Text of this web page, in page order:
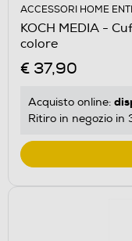
ACCESSORI HOME
KOCH MEDIA -
colore
€ 37,90
Acquisto online:
Ritiro in negozio in